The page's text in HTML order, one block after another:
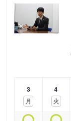
3
月
4
火